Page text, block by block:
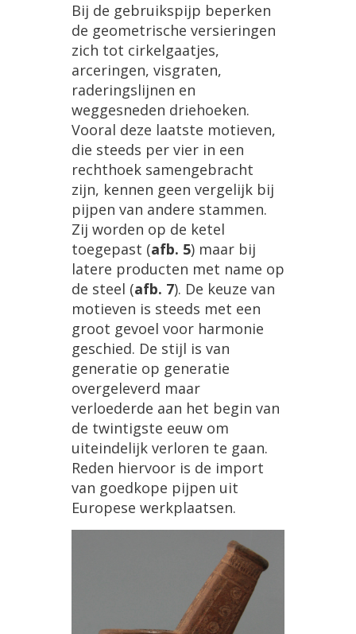
Bij de gebruikspijp beperken
de geometrische versieringen
zich tot cirkelgaatjes,
arceringen, visgraten,
raderingslijnen en
weggesneden driehoeken.
Vooral deze laatste motieven,
die steeds per vier in een
rechthoek samengebracht
zijn, kennen geen vergelijk bij
pijpen van andere stammen.
Zij worden op de ketel
toegepast (afb. 5) maar bij
latere producten met name op
de steel (afb. 7). De keuze van
motieven is steeds met een
groot gevoel voor harmonie
geschied. De stijl is van
generatie op generatie
overgeleverd maar
verloederde aan het begin van
de twintigste eeuw om
uiteindelijk verloren te gaan.
Reden hiervoor is de import
van goedkope pijpen uit
Europese werkplaatsen.